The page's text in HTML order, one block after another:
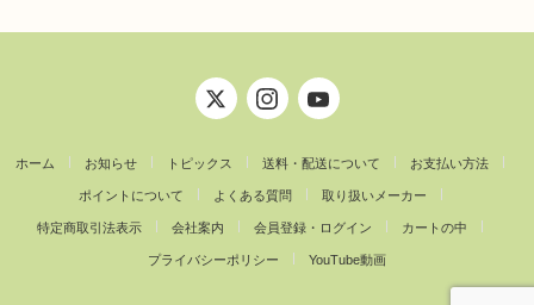
ホーム お知らせ トピックス 送料・配送について お支払い方法
ポイントについて よくある質問 取り扱いメーカー
特定商取引法表示 会社案内 会員登録・ログイン カートの中
プライバシーポリシー YouTube動画